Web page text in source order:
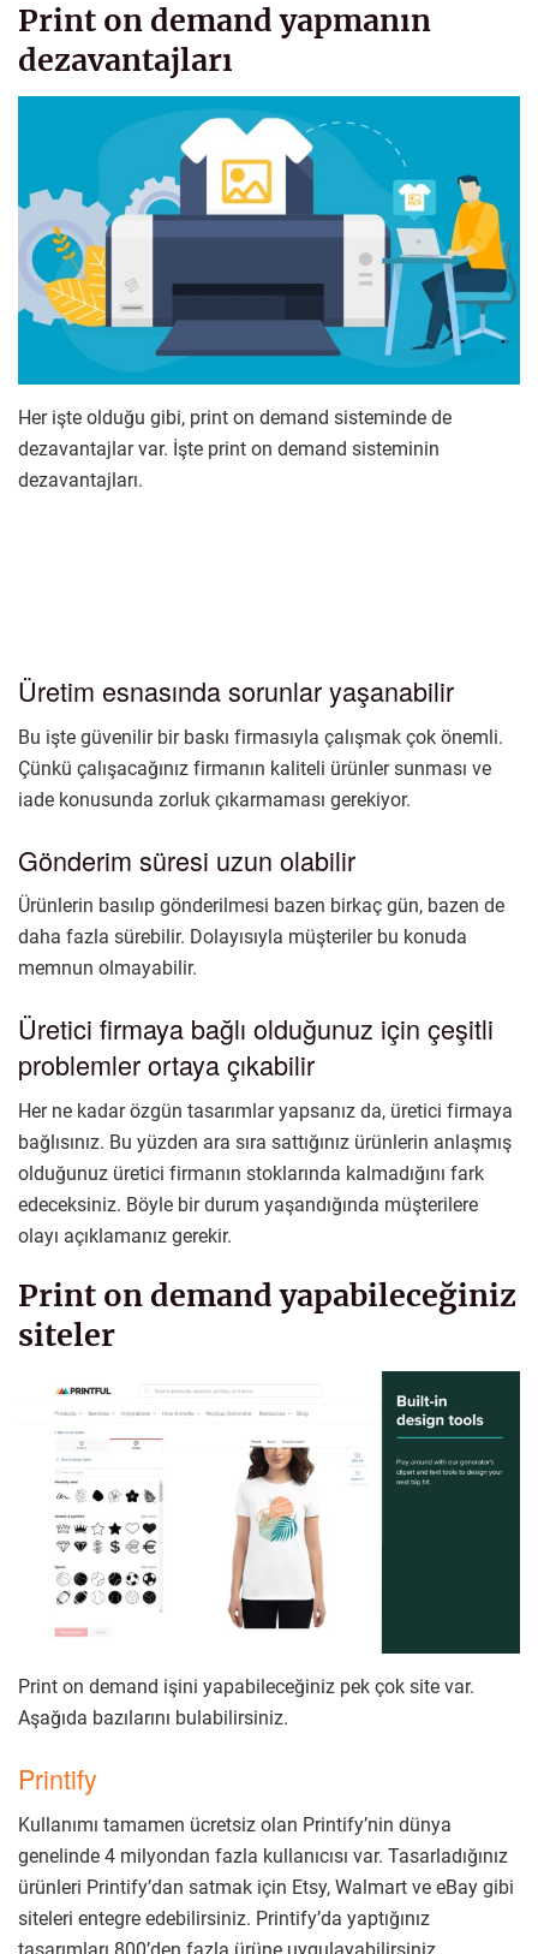
Print on demand yapmanın
dezavantajları
Her işte olduğu gibi, print on demand sisteminde de
dezavantajlar var. İşte print on demand sisteminin
dezavantajları.
Üretim esnasında sorunlar yaşanabilir
Bu işte güvenilir bir baskı firmasıyla çalışmak çok önemli.
Çünkü çalışacağınız firmanın kaliteli ürünler sunması ve
iade konusunda zorluk çıkarmaması gerekiyor.
Gönderim süresi uzun olabilir
Ürünlerin basılıp gönderilmesi bazen birkaç gün, bazen de
daha fazla sürebilir. Dolayısıyla müşteriler bu konuda
memnun olmayabilir.
Üretici firmaya bağlı olduğunuz için çeşitli
problemler ortaya çıkabilir
Her ne kadar özgün tasarımlar yapsanız da, üretici firmaya
bağlısınız. Bu yüzden ara sıra sattığınız ürünlerin anlaşmış
olduğunuz üretici firmanın stoklarında kalmadığını fark
edeceksiniz. Böyle bir durum yaşandığında müşterilere
olayı açıklamanız gerekir.
Print on demand yapabileceğiniz
siteler
Print on demand işini yapabileceğiniz pek çok site var.
Aşağıda bazılarını bulabilirsiniz.
Printify
Kullanımı tamamen ücretsiz olan Printify’nin dünya
genelinde 4 milyondan fazla kullanıcısı var. Tasarladığınız
ürünleri Printify’dan satmak için Etsy, Walmart ve eBay gibi
siteleri entegre edebilirsiniz. Printify’da yaptığınız
tasarımları 800’den fazla ürüne uygulayabilirsiniz.